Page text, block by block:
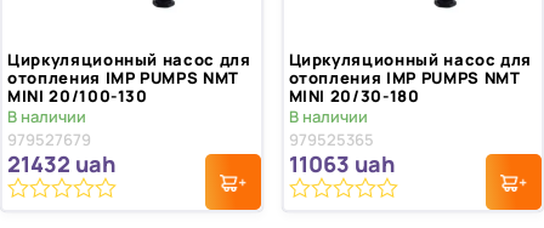
Циркуляционный насос для
отопления IMP PUMPS NMT
MINI 20/100-130
В наличии
979527679
21432 uah
Циркуляционный насос для
отопления IMP PUMPS NMT
MINI 20/30-180
В наличии
979525365
11063 uah